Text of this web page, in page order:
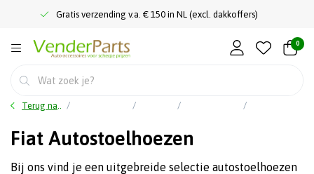
Gratis verzending v.a. € 150 in NL (excl. dakkoffers)
0
Terug naar home
Fiat Autostoelhoezen
Bij ons vind je een uitgebreide selectie autostoelhoezen